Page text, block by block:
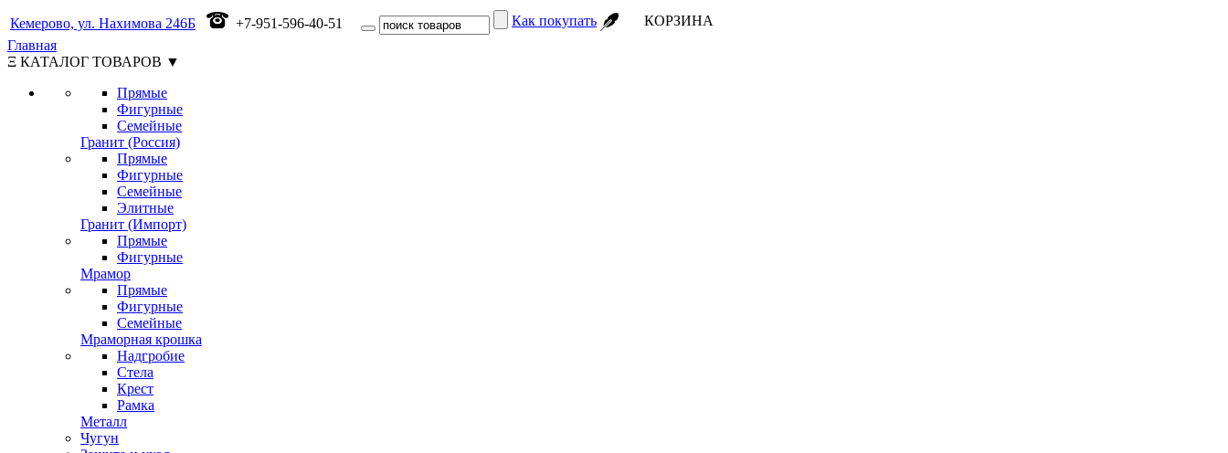
Кемерово, ул. Нахимова 246Б +7-951-596-40-51 Как покупать
КОРЗИНА
Главная
Ξ КАТАЛОГ ТОВАРОВ ▼
Прямые
Фигурные
Семейные
Гранит (Россия)
Прямые
Фигурные
Семейные
Элитные
Гранит (Импорт)
Прямые
Фигурные
Мрамор
Прямые
Фигурные
Семейные
Мраморная крошка
Надгробие
Стела
Крест
Рамка
Металл
Чугун